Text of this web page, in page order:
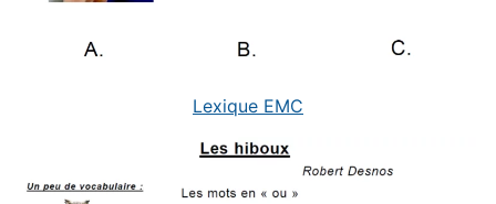
Lexique EMC